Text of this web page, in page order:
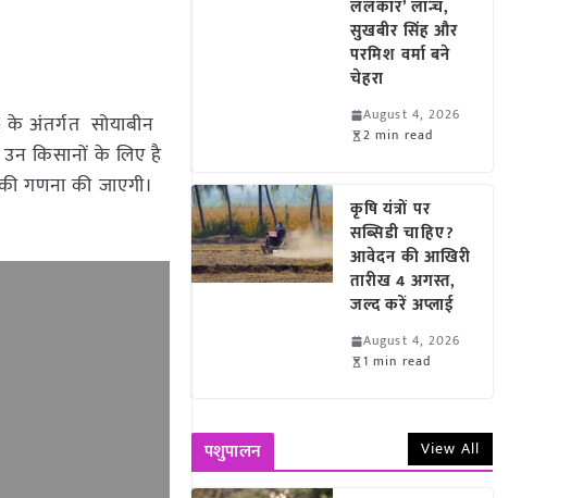
के अंतर्गत सोयाबीन
उन किसानों के लिए है
गणना की जाएगी।
ललकार’ लॉन्च,
सुखबीर सिंह और
परमिश वर्मा बने
चेहरा
August 4, 2026
2 min read
कृषि यंत्रों पर
सब्सिडी चाहिए?
आवेदन की आखिरी
तारीख 4 अगस्त,
जल्द करें अप्लाई
August 4, 2026
1 min read
पशुपालन View All